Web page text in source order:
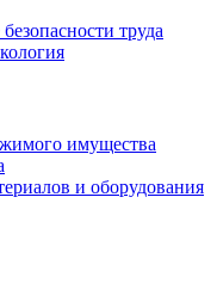
труда
имущества
и оборудования